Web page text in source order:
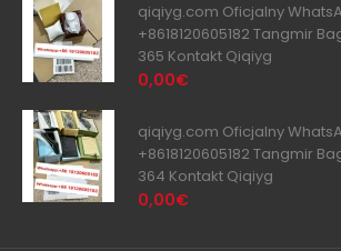
qiqiyg.com Oficjalny
+8618120605182 Tangmir
365 Kontakt Qiqiyg
0,00€
qiqiyg.com Oficjalny
+8618120605182 Tangmir
364 Kontakt Qiqiyg
0,00€